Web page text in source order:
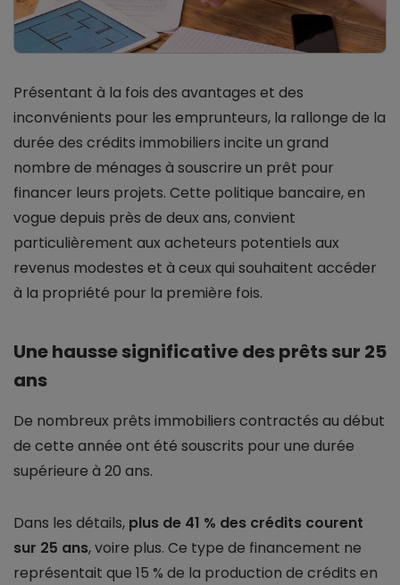
Présentant à la fois des avantages et des
inconvénients pour les emprunteurs, la rallonge de la
durée des crédits immobiliers incite un grand
nombre de ménages à souscrire un prêt pour
financer leurs projets. Cette politique bancaire, en
vogue depuis près de deux ans, convient
particulièrement aux acheteurs potentiels aux
revenus modestes et à ceux qui souhaitent accéder
à la propriété pour la première fois.
Une hausse significative des prêts sur 25
ans
De nombreux prêts immobiliers contractés au début
de cette année ont été souscrits pour une durée
supérieure à 20 ans.
Dans les détails, plus de 41 % des crédits courent
sur 25 ans, voire plus. Ce type de financement ne
représentait que 15 % de la production de crédits en